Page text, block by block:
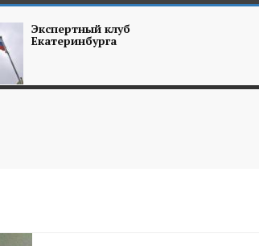
Экспертный клуб
Екатеринбурга